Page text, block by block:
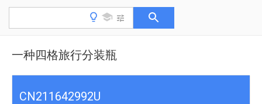
一种四格旅行分装瓶
CN211642992U